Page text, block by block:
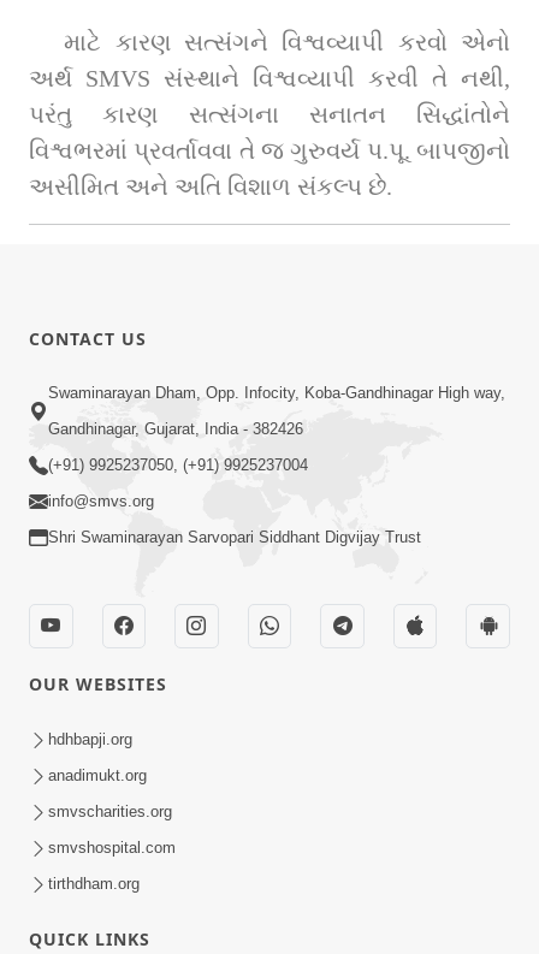
માટે કારણ સત્સંગને વિશ્વવ્યાપી કરવો એનો
અર્થ SMVS સંસ્થાને વિશ્વવ્યાપી કરવી તે નથી,
પરંતુ કારણ સત્સંગના સનાતન સિદ્ધાંતોને
વિશ્વભરમાં પ્રવર્તાવવા તે જ ગુરુવર્ય પ.પૂ. બાપજીનો
અસીમિત અને અતિ વિશાળ સંકલ્પ છે.
CONTACT US
Swaminarayan Dham, Opp. Infocity, Koba-Gandhinagar High way,
Gandhinagar, Gujarat, India - 382426
(+91) 9925237050, (+91) 9925237004
info@smvs.org
Shri Swaminarayan Sarvopari Siddhant Digvijay Trust
OUR WEBSITES
hdhbapji.org
anadimukt.org
smvscharities.org
smvshospital.com
tirthdham.org
QUICK LINKS